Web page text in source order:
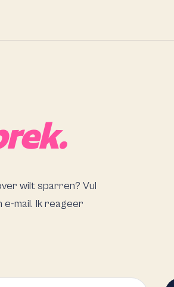
wilt sparren? Vul
mail. Ik reageer